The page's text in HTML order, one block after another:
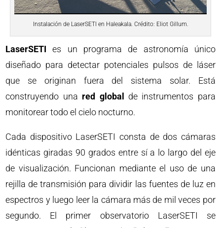
Instalación de LaserSETI en Haleakala. Crédito: Eliot Gillum.
LaserSETI es un programa de astronomía único
diseñado para detectar potenciales pulsos de láser
que se originan fuera del sistema solar. Está
construyendo una red global de instrumentos para
monitorear todo el cielo nocturno.
Cada dispositivo LaserSETI consta de dos cámaras
idénticas giradas 90 grados entre sí a lo largo del eje
de visualización. Funcionan mediante el uso de una
rejilla de transmisión para dividir las fuentes de luz en
espectros y luego leer la cámara más de mil veces por
segundo. El primer observatorio LaserSETI se